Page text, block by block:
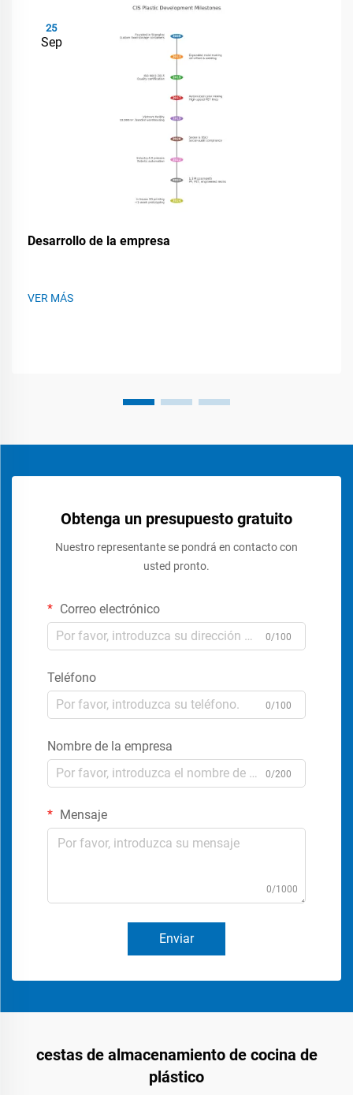
25
Sep
Desarrollo de la empresa
VER MÁS
Obtenga un presupuesto gratuito
Nuestro representante se pondrá en contacto con
usted pronto.
Correo electrónico
0/100
Teléfono
0/100
Nombre de la empresa
0/200
Mensaje
0/1000
Enviar
cestas de almacenamiento de cocina de
plástico